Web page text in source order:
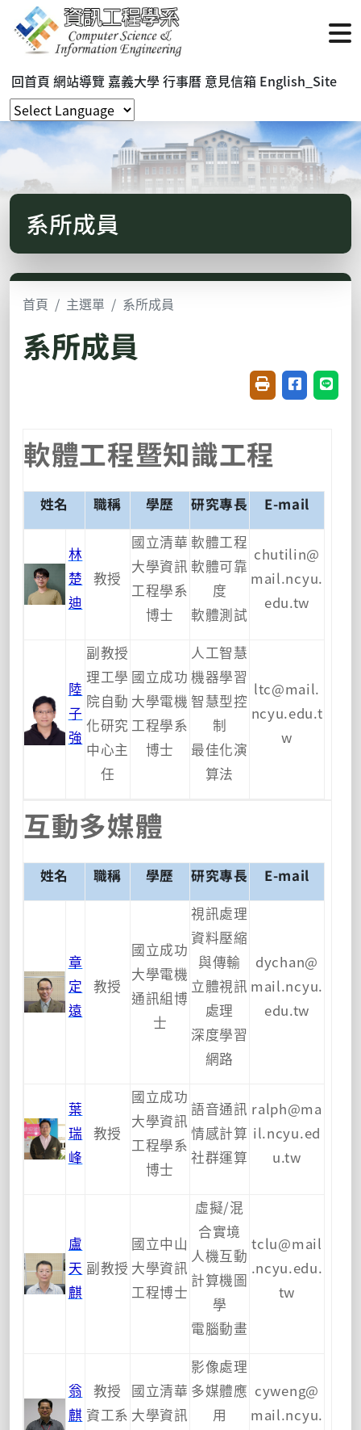
回首頁 網站導覽 嘉義大學行事曆 意見信箱 English_Site
系所成員
首頁 主選單 系所成員
系所成員
友善列印(開新視
分享至臉書
分享
軟體工程暨知識工程
姓名 職稱 學歷 研究專長 E-mail
林
楚
迪
教授
國立清華
大學資訊
工程學系
博士
軟體工程
軟體可靠
度
軟體測試
chutilin@
mail.ncyu.
edu.tw
陸
子
強
副教授
理工學
院自動
化研究
中心主
任
國立成功
大學電機
工程學系
博士
人工智慧
機器學習
智慧型控
制
最佳化演
算法
ltc@mail.
ncyu.edu.t
w
互動多媒體
姓名 職稱 學歷 研究專長 E-mail
章
定
遠
教授
國立成功
大學電機
通訊組博
士
視訊處理
資料壓縮
與傳輸
立體視訊
處理
深度學習
網路
dychan@
mail.ncyu.
edu.tw
葉
瑞
峰
教授
國立成功
大學資訊
工程學系
博士
語音通訊
情感計算
社群運算
ralph@ma
il.ncyu.ed
u.tw
盧
天
麒
副教授
國立中山
大學資訊
工程博士
虛擬/混
合實境
人機互動
計算機圖
學
電腦動畫
tclu@mail
.ncyu.edu.
tw
翁
麒
教授
資工系
國立清華
大學資訊
影像處理
多媒體應
用
cyweng@
mail.ncyu.